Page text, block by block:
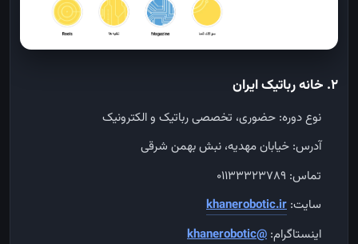
۲. خانه رباتیک ایران
نوع دوره: حضوری، تخصصی رباتیک و الکترونیک
آدرس: خیابان مهدیه، نبش بهمن شرقی
تماس: ۰۱۱۳۳۳۲۳۷۸۹
سایت: khanerobotic.ir
اینستاگرام: @khanerobotic